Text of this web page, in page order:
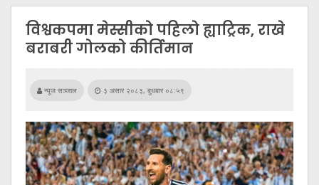
विश्वकपमा मेस्सीको पहिलो ह्याट्रिक, राखे
बराबरी गोलको कीर्तिमान
न्यूज सञ्जाल ३ असार २०८३, बुधबार ०८:५९
सूचना
प्रविधि
अन्तर्वार्ता
अन्तर्राष्ट्रिय
स्वास्थ्य
विज्ञापन